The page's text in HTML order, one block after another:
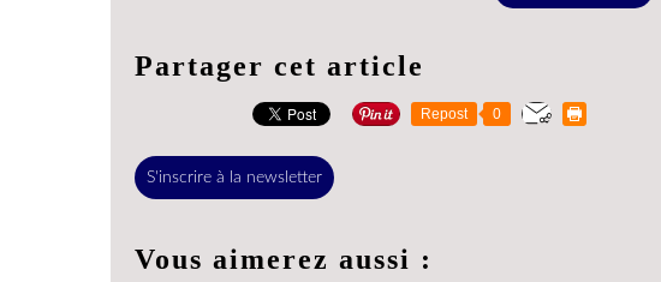
Partager cet article
Repost 0
S'inscrire à la newsletter
Vous aimerez aussi :